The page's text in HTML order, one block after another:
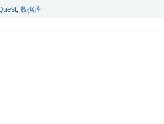
, 数据库